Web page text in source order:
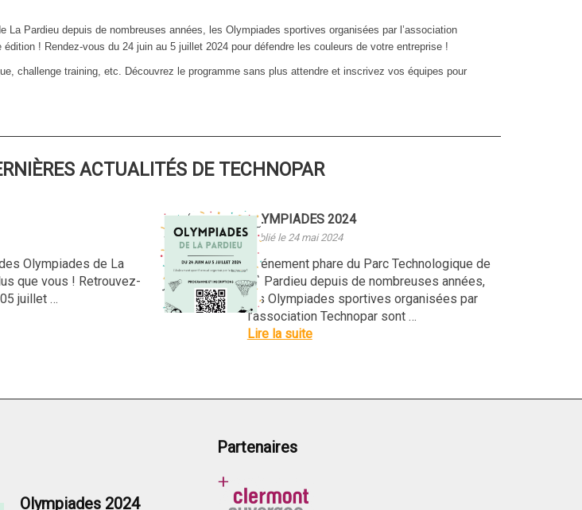
La Pardieu depuis de nombreuses années, les Olympiades sportives organisées par l’association
! Rendez-vous du 24 juin au 5 juillet 2024 pour défendre les couleurs de votre entreprise !
challenge training, etc. Découvrez le programme sans plus attendre et inscrivez vos équipes pour
ACTUALITÉS DE TECHNOPAR
Olympiades de La
que vous ! Retrouvez-
05 juillet …
OLYMPIADES 2024
Publié le 24 mai 2024
Evénement phare du Parc Technologique de
La Pardieu depuis de nombreuses années,
les Olympiades sportives organisées par
l’association Technopar sont …
Lire la suite
Olympiades 2024
Partenaires